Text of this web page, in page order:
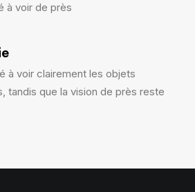
à voir de près
à voir clairement les objets
tandis que la vision de près reste